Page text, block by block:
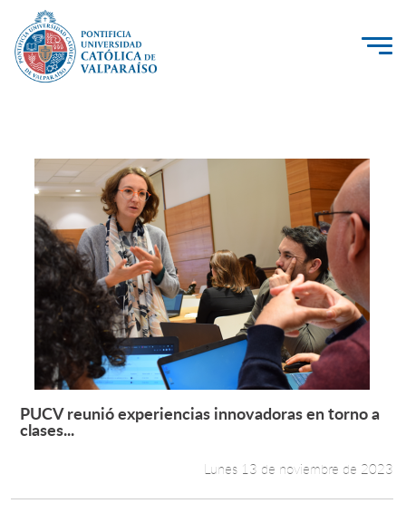
PUCV Internacional
Vinculación con el Medio
Admisión
Pregrado
Postgrado
Formación Continua
Leer más +
PUCV reunió experiencias innovadoras en torno a
clases...
Lunes 13 de noviembre de 2023